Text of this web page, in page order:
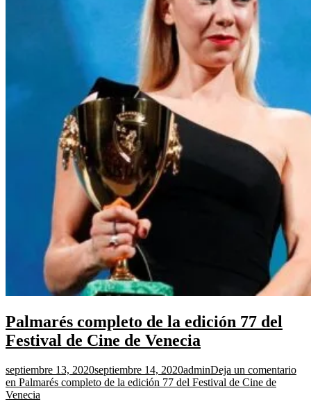
Palmarés completo de la edición 77 del
Festival de Cine de Venecia
septiembre 13, 2020septiembre 14, 2020adminDeja un comentario
en Palmarés completo de la edición 77 del Festival de Cine de
Venecia